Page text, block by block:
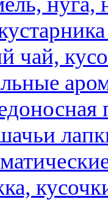
чай,